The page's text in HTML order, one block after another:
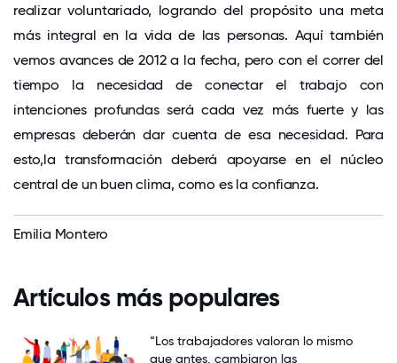
realizar voluntariado, logrando del propósito una meta
más integral en la vida de las personas. Aquí también
vemos avances de 2012 a la fecha, pero con el correr del
tiempo la necesidad de conectar el trabajo con
intenciones profundas será cada vez más fuerte y las
empresas deberán dar cuenta de esa necesidad. Para
esto,la transformación deberá apoyarse en el núcleo
central de un buen clima, como es la confianza.
Emilia Montero
Artículos más populares
“Los trabajadores valoran lo mismo
que antes, cambiaron las